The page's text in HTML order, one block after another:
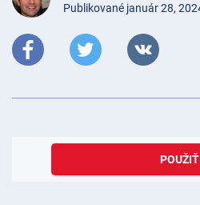
Publikované január 28,
POUŽIŤ